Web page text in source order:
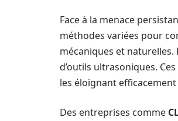
Face à la menace
méthodes variées pour
mécaniques et
d’outils ultrasoniques.
les éloignant
Des entreprises comme